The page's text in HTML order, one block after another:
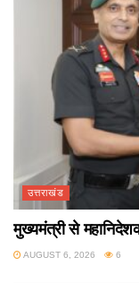
उत्तराखंड
मुख्यमंत्री से
AUGUST 6, 2026 6